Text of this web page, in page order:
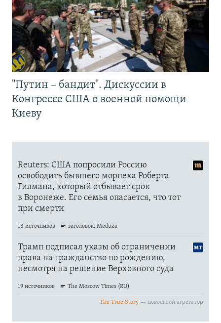
"Путин – бандит". Дискуссии в
Конгрессе США о военной помощи
Киеву